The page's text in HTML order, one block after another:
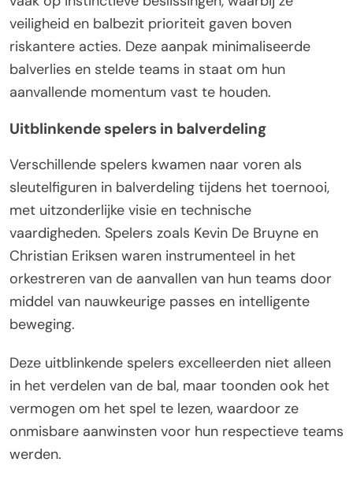
veiligheid en balbezit prioriteit gaven boven
riskantere acties. Deze aanpak minimaliseerde
balverlies en stelde teams in staat om hun
aanvallende momentum vast te houden.
Uitblinkende spelers in balverdeling
Verschillende spelers kwamen naar voren als
sleutelfiguren in balverdeling tijdens het toernooi,
met uitzonderlijke visie en technische
vaardigheden. Spelers zoals Kevin De Bruyne en
Christian Eriksen waren instrumenteel in het
orkestreren van de aanvallen van hun teams door
middel van nauwkeurige passes en intelligente
beweging.
Deze uitblinkende spelers excelleerden niet alleen
in het verdelen van de bal, maar toonden ook het
vermogen om het spel te lezen, waardoor ze
onmisbare aanwinsten voor hun respectieve teams
werden.